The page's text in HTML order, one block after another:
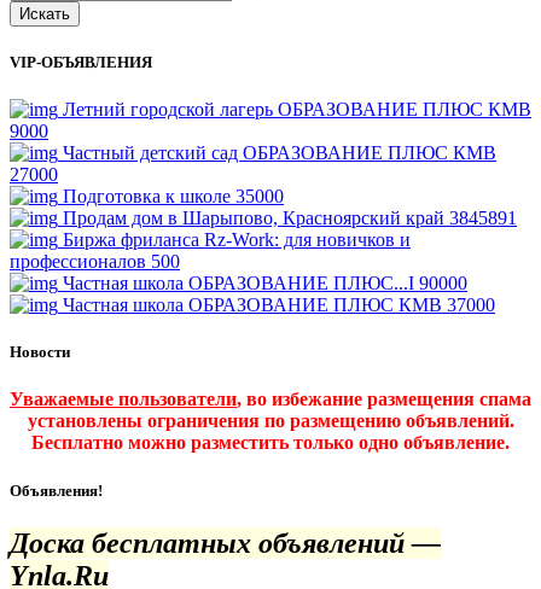
Искать
VIP-ОБЪЯВЛЕНИЯ
Летний городской лагерь ОБРАЗОВАНИЕ ПЛЮС КМВ
9000
Частный детский сад ОБРАЗОВАНИЕ ПЛЮС КМВ
27000
Подготовка к школе 35000
Продам дом в Шарыпово, Красноярский край 3845891
Биржа фриланса Rz-Work: для новичков и
профессионалов 500
Частная школа ОБРАЗОВАНИЕ ПЛЮС...I 90000
Частная школа ОБРАЗОВАНИЕ ПЛЮС КМВ 37000
Новости
Уважаемые пользователи, во избежание размещения спама
установлены ограничения по размещению объявлений.
Бесплатно можно разместить только одно объявление.
Объявления!
Доска бесплатных объявлений —
Ynla.Ru